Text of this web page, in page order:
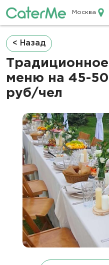
Москва
Строка
навигации
< Назад
меню на 45-50
руб/чел